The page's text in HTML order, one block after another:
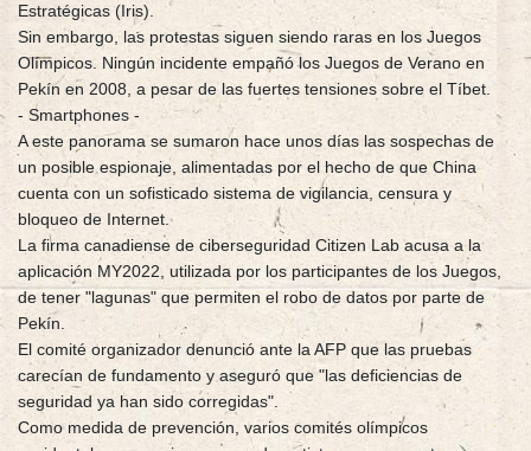
Estratégicas (Iris).
Sin embargo, las protestas siguen siendo raras en los Juegos
Olímpicos. Ningún incidente empañó los Juegos de Verano en
Pekín en 2008, a pesar de las fuertes tensiones sobre el Tíbet.
- Smartphones -
A este panorama se sumaron hace unos días las sospechas de
un posible espionaje, alimentadas por el hecho de que China
cuenta con un sofisticado sistema de vigilancia, censura y
bloqueo de Internet.
La firma canadiense de ciberseguridad Citizen Lab acusa a la
aplicación MY2022, utilizada por los participantes de los Juegos,
de tener "lagunas" que permiten el robo de datos por parte de
Pekín.
El comité organizador denunció ante la AFP que las pruebas
carecían de fundamento y aseguró que "las deficiencias de
seguridad ya han sido corregidas".
Como medida de prevención, varios comités olímpicos